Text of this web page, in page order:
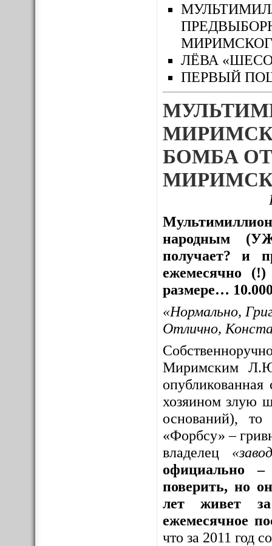
ЛЁВА
ПЕРВЫЙ
БОМБА
народным
получает? и
ежемесячно
размере…
«Нормально,
Отлично,
Миримским
хозяином злую
оснований), то
«Форбсу» –
владелец
официально
поверить, но
лет живет за
ежемесячное
что за 2011 год